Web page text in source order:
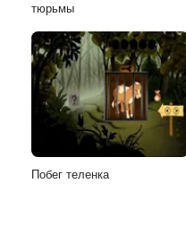
тюрьмы
Побег теленка